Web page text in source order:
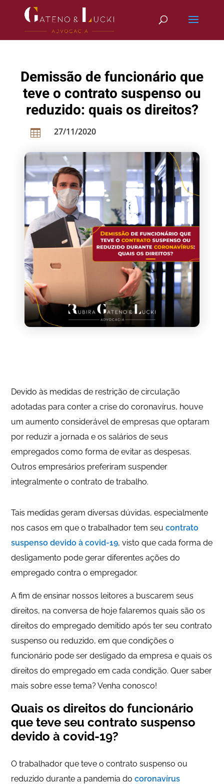
Demissão de funcionário que
teve o contrato suspenso ou
reduzido: quais os direitos?
 27/11/2020
Devido às medidas de restrição de circulação
adotadas para conter a crise do coronavírus, houve
um aumento considerável de empresas que optaram
por reduzir a jornada e os salários de seus
empregados como forma de evitar as despesas.
Outros empresários preferiram suspender
integralmente o contrato de trabalho.
Tais medidas geram diversas dúvidas, especialmente
nos casos em que o trabalhador tem seu contrato
suspenso devido à covid-19, visto que cada forma de
desligamento pode gerar diferentes ações do
empregado contra o empregador.
A fim de ensinar nossos leitores a buscarem seus
direitos, na conversa de hoje falaremos quais são os
direitos do empregado demitido após ter seu contrato
suspenso ou reduzido, em que condições o
funcionário pode ser desligado da empresa e quais os
direitos do empregado em cada condição. Quer saber
mais sobre esse tema? Venha conosco!
Quais os direitos do funcionário
que teve seu contrato suspenso
devido à covid-19?
O trabalhador que teve o contrato suspenso ou
reduzido durante a pandemia do coronavírus